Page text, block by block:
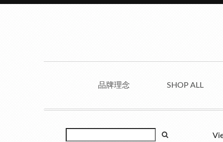
品牌理念 SHOP ALL